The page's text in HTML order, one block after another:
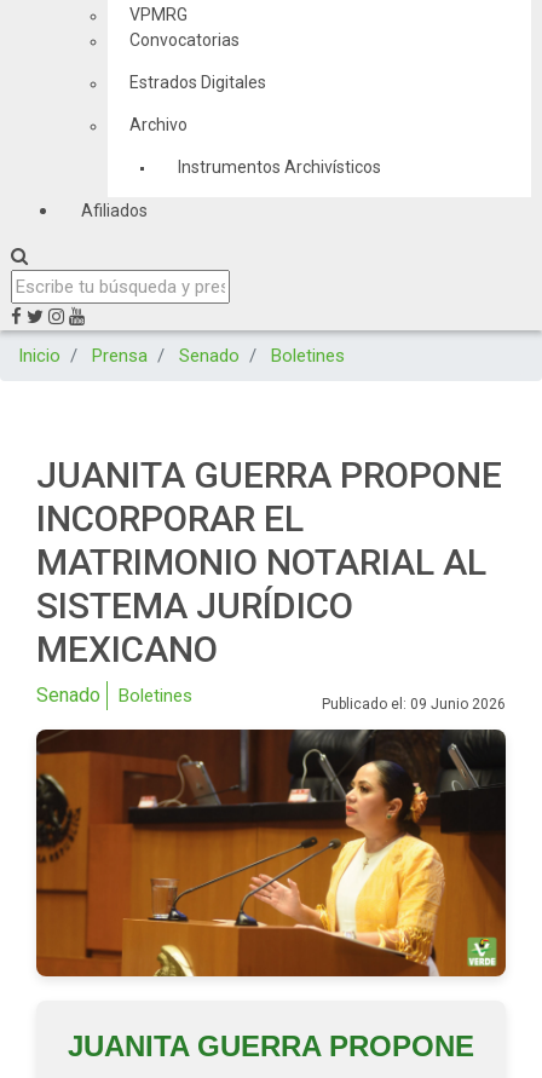
VPMRG
Convocatorias
Estrados Digitales
Archivo
Instrumentos Archivísticos
Afiliados
Inicio Prensa Senado Boletines
JUANITA GUERRA PROPONE
INCORPORAR EL
MATRIMONIO NOTARIAL AL
SISTEMA JURÍDICO
MEXICANO
Senado Boletines Publicado el: 09 Junio 2026
JUANITA GUERRA PROPONE